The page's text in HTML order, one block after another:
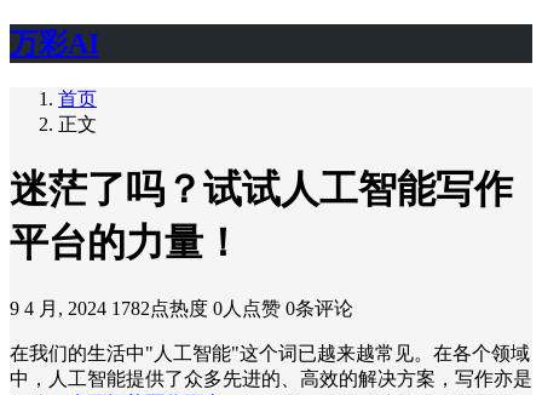
万彩AI
首页
正文
迷茫了吗？试试人工智能写作
平台的力量！
9 4 月, 2024 1782点热度 0人点赞 0条评论
在我们的生活中"人工智能"这个词已越来越常见。在各个领域
中，人工智能提供了众多先进的、高效的解决方案，写作亦是